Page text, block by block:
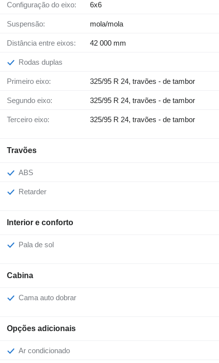
Configuração do eixo: 6x6
Suspensão: mola/mola
Distância entre eixos: 42 000 mm
Rodas duplas
Primeiro eixo: 325/95 R 24, travões - de tambor
Segundo eixo: 325/95 R 24, travões - de tambor
Terceiro eixo: 325/95 R 24, travões - de tambor
Travões
ABS
Retarder
Interior e conforto
Pala de sol
Cabina
Cama auto dobrar
Opções adicionais
Ar condicionado